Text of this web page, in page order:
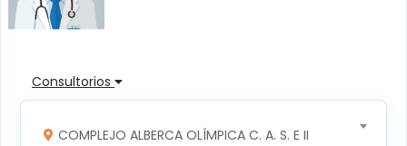
Consultorios
COMPLEJO ALBERCA OLÍMPICA C. A. S. E II